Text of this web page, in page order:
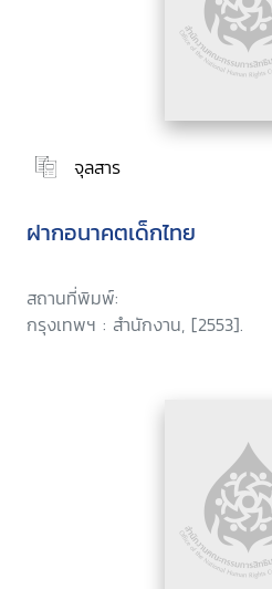
จุลสาร
ฝากอนาคตเด็กไทย
สถานที่พิมพ์:
กรุงเทพฯ : สำนักงาน, [2553].